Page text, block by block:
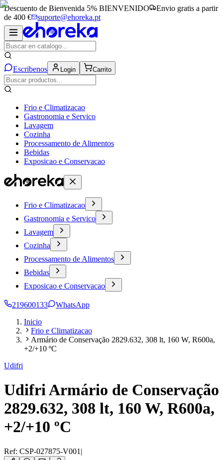
Descuento de Bienvenida 5% BIENVENIDO
Envio gratis a partir
de 400 €
suporte@ehoreka.pt
Escribenos Login Carrito
Frio e Climatizacao
Gastronomia e Servico
Lavagem
Cozinha
Processamento de Alimentos
Bebidas
Exposicao e Conservacao
Frio e Climatizacao
Gastronomia e Servico
Lavagem
Cozinha
Processamento de Alimentos
Bebidas
Exposicao e Conservacao
219600133
WhatsApp
Inicio
Frio e Climatizacao
Armário de Conservação 2829.632, 308 lt, 160 W, R600a,
+2/+10 ºC
Udifri
Udifri Armário de Conservação
2829.632, 308 lt, 160 W, R600a,
+2/+10 ºC
Ref: CSP-027875-V001 |